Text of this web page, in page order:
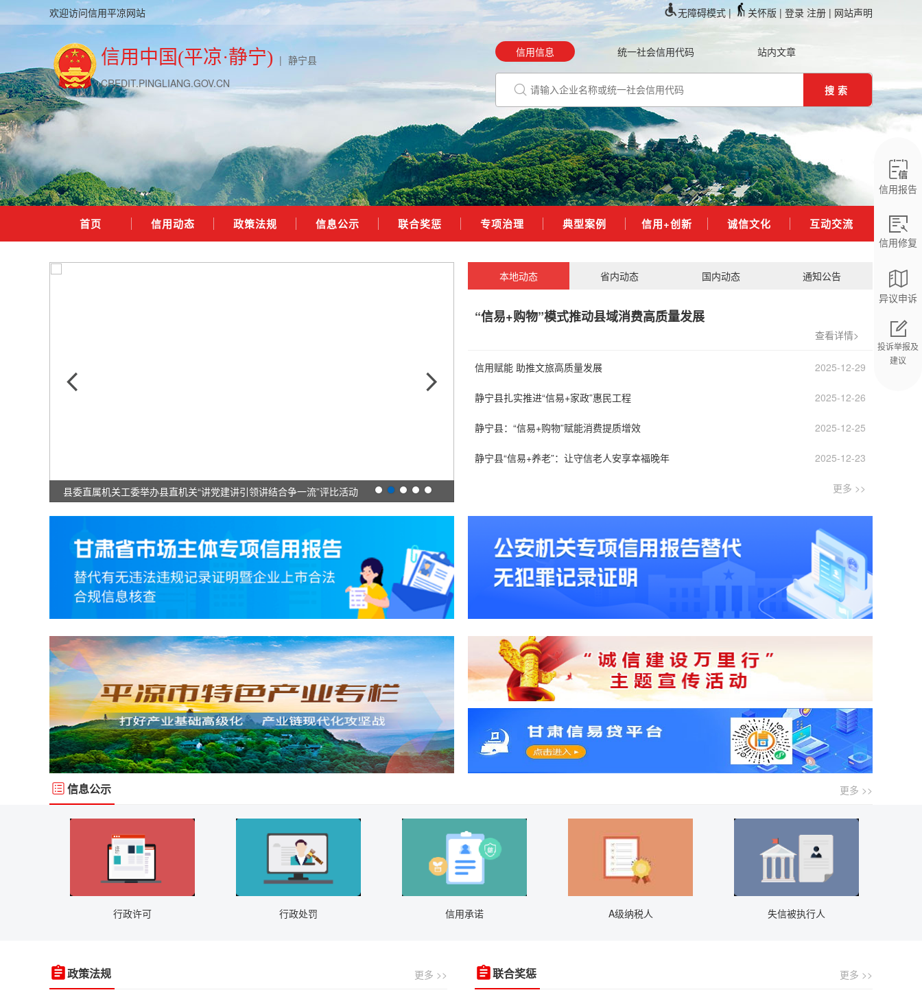
欢迎访问信用平凉网站 无障碍模式 | 关怀版 | 登录 注册 | 网站声明
信用中国(平凉·静宁) | 静宁县
CREDIT.PINGLIANG.GOV.CN
信用信息 统一社会信用代码 站内文章
搜索
首页 信用动态 政策法规 信息公示 联合奖惩 专项治理 典型案例 信用+创新 诚信文化 互动交流
县委直属机关工委举办县直机关“讲党建讲引领讲结合争一流”评比活动
本地动态 省内动态 国内动态 通知公告
“信易+购物”模式推动县域消费高质量发展
查看详情>
信用赋能 助推文旅高质量发展 2025-12-29
静宁县扎实推进“信易+家政”惠民工程 2025-12-26
静宁县：“信易+购物”赋能消费提质增效 2025-12-25
静宁县“信易+养老”：让守信老人安享幸福晚年 2025-12-23
更多 >>
信息公示 更多 >>
行政许可 行政处罚 信用承诺 A级纳税人 失信被执行人
政策法规 更多 >> 联合奖惩 更多 >>
信用报告
信用修复
异议申诉
投诉举报及
建议